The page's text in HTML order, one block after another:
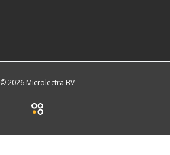
© 2026 Microlectra BV